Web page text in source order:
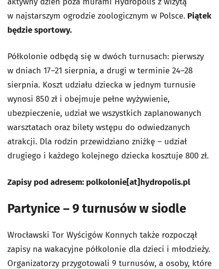
w najstarszym ogrodzie zoologicznym w Polsce. Piątek
będzie sportowy.
Półkolonie odbędą się w dwóch turnusach: pierwszy
w dniach 17–21 sierpnia, a drugi w terminie 24–28
sierpnia. Koszt udziału dziecka w jednym turnusie
wynosi 850 zł i obejmuje pełne wyżywienie,
ubezpieczenie, udział we wszystkich zaplanowanych
warsztatach oraz bilety wstępu do odwiedzanych
atrakcji. Dla rodzin przewidziano zniżkę – udział
drugiego i każdego kolejnego dziecka kosztuje 800 zł.
Zapisy pod adresem: polkolonie[at]hydropolis.pl
Partynice – 9 turnusów w siodle
Wrocławski Tor Wyścigów Konnych także rozpoczął
zapisy na wakacyjne półkolonie dla dzieci i młodzieży.
Organizatorzy przygotowali 9 turnusów, a osoby, które